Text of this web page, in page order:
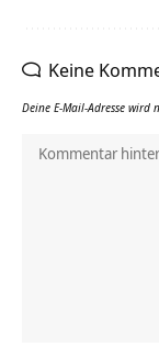
Keine
Deine E-Mail-Adresse wird